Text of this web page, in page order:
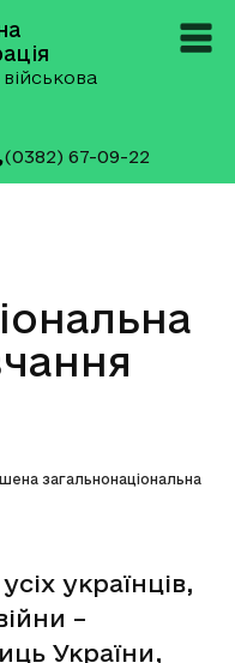
(0382) 67-09-22
загальнонаціональна
українців,
–
України,